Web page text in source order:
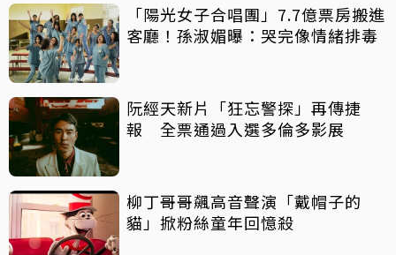
「陽光女子合唱團」7.7億票房搬進
客廳！孫淑媚曝：哭完像情緒排毒
阮經天新片「狂忘警探」再傳捷
報 全票通過入選多倫多影展
柳丁哥哥飆高音聲演「戴帽子的
貓」掀粉絲童年回憶殺